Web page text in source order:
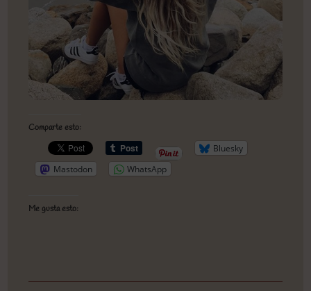
Comparte esto:
Bluesky
Mastodon
WhatsApp
Me gusta esto: